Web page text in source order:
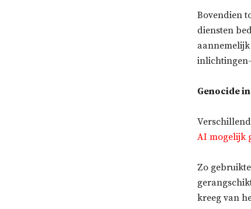
Bovendien
diensten
Genocide
AI mogelijk
Zo
kreeg van